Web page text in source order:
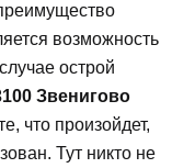
возможность
острой
Звенигово
что произойдет,
Тут никто не